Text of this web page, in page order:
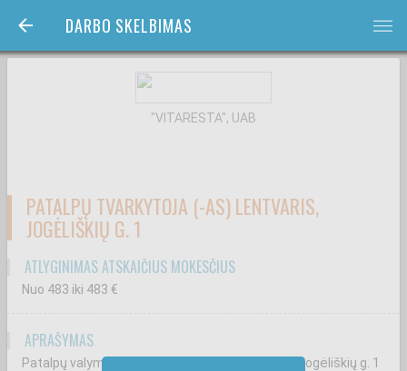
DARBO SKELBIMAS bars
"VITARESTA", UAB
PATALPŲ TVARKYTOJA (-AS) LENTVARIS,
JOGĖLIŠKIŲ G. 1
ATLYGINIMAS ATSKAIČIUS MOKESČIUS
Nuo 483 iki 483 €
APRAŠYMAS
Patalpų valymas, švaros palaikymas patalpose Jogėliškių g. 1